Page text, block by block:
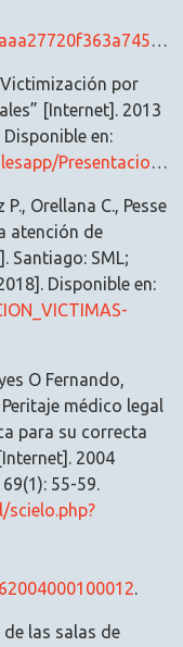
Victimización por
[Internet]. 2013
en:
Orellana C., Pesse
atención de
Santiago: SML;
Disponible en:
O Fernando,
médico legal
para su correcta
2004
55-59.
scielo.php?
.
las salas de